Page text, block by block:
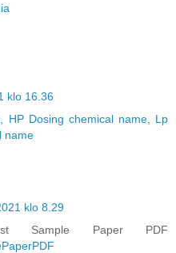
klo 16.36
HP Dosing chemical name, Lp
name
klo 8.29
Sample Paper PDF